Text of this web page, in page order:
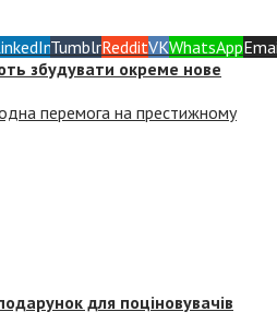
TumblrRedditVKWhatsApp
збудувати окреме нове
одна перемога на престижному
для поціновувачів